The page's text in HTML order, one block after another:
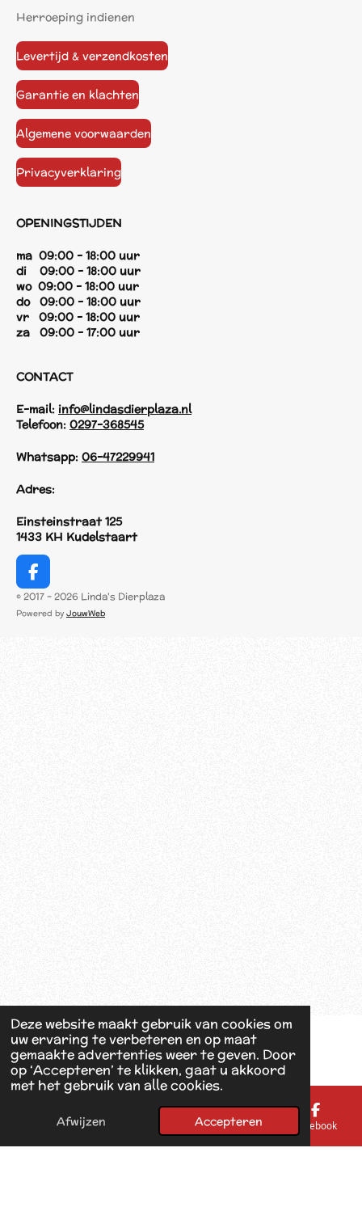
Deze website maakt gebruik van cookies om
uw ervaring te verbeteren en op maat
gemaakte advertenties weer te geven. Door
op ‘Accepteren’ te klikken, gaat u akkoord
met het gebruik van alle cookies.
Afwijzen Accepteren
Herroeping indienen
Levertijd & verzendkosten
Garantie en klachten
Algemene voorwaarden
Privacyverklaring
OPENINGSTIJDEN
ma 09:00 - 18:00 uur
di 09:00 - 18:00 uur
wo 09:00 - 18:00 uur
do 09:00 - 18:00 uur
vr 09:00 - 18:00 uur
za 09:00 - 17:00 uur
CONTACT
E-mail: info@lindasdierplaza.nl
Telefoon: 0297-368545
Whatsapp: 06-47229941
Adres:
Einsteinstraat 125
1433 KH Kudelstaart
F
a
c
© 2017 - 2026 Linda's Dierplaza
Powered by JouwWeb
E-mailadres Kaart Facebook